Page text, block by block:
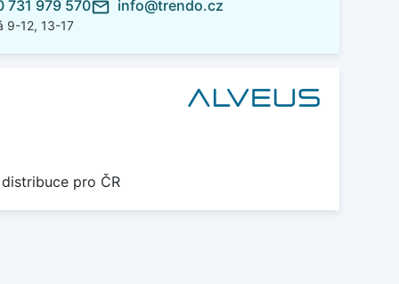
731 979 570
9-12, 13-17
mail_outline info@trendo.cz
pro ČR